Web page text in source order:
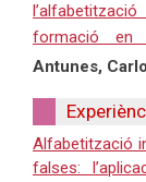
formació en
Antunes,
Alfabetització
falses: